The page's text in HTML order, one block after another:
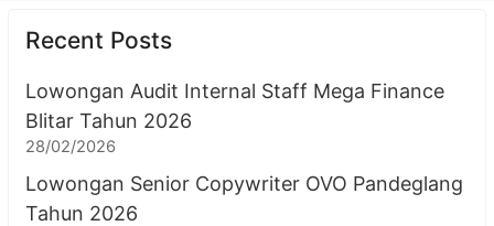
Recent Posts
Lowongan Audit Internal Staff Mega Finance
Blitar Tahun 2026
28/02/2026
Lowongan Senior Copywriter OVO Pandeglang
Tahun 2026